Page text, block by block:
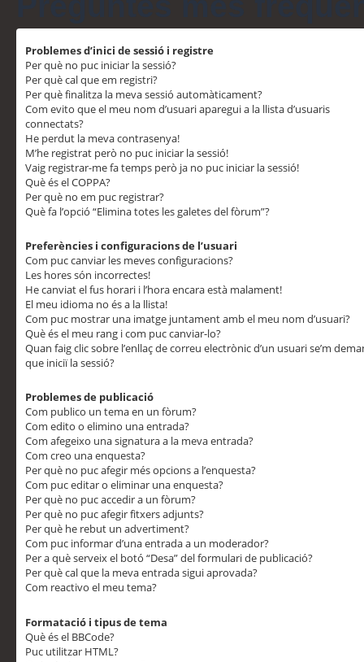
Problemes d’inici de sessió i registre
Per què no puc iniciar la sessió?
Per què cal que em registri?
Per què finalitza la meva sessió automàticament?
Com evito que el meu nom d’usuari aparegui a la llista d’usuaris
connectats?
He perdut la meva contrasenya!
M’he registrat però no puc iniciar la sessió!
Vaig registrar-me fa temps però ja no puc iniciar la sessió!
Què és el COPPA?
Per què no em puc registrar?
Què fa l’opció “Elimina totes les galetes del fòrum”?
Preferències i configuracions de l’usuari
Com puc canviar les meves configuracions?
Les hores són incorrectes!
He canviat el fus horari i l’hora encara està malament!
El meu idioma no és a la llista!
Com puc mostrar una imatge juntament amb el meu nom d’usuari?
Què és el meu rang i com puc canviar-lo?
Quan faig clic sobre l’enllaç de correu electrònic d’un usuari se’m
que iniciï la sessió?
Problemes de publicació
Com publico un tema en un fòrum?
Com edito o elimino una entrada?
Com afegeixo una signatura a la meva entrada?
Com creo una enquesta?
Per què no puc afegir més opcions a l’enquesta?
Com puc editar o eliminar una enquesta?
Per què no puc accedir a un fòrum?
Per què no puc afegir fitxers adjunts?
Per què he rebut un advertiment?
Com puc informar d’una entrada a un moderador?
Per a què serveix el botó “Desa” del formulari de publicació?
Per què cal que la meva entrada sigui aprovada?
Com reactivo el meu tema?
Formatació i tipus de tema
Què és el BBCode?
Puc utilitzar HTML?